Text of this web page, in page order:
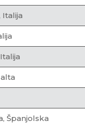
Italija
Španjolska